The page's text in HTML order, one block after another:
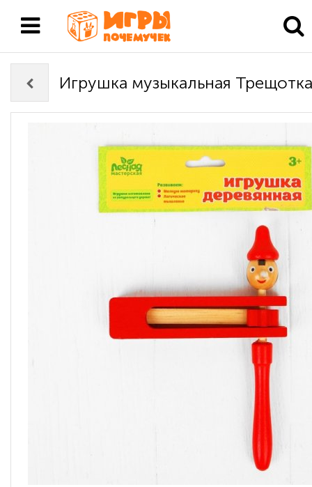
Игрушка музыкальная Трещотка